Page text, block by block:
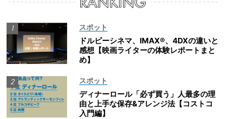
スポット
ドルビーシネマ、IMAX®、4DXの違いと
感想【映画ライターの体験レポートまと
め】
スポット
ディナーロール「必ず買う」人最多の理
由と上手な保存&アレンジ法【コストコ
入門編】